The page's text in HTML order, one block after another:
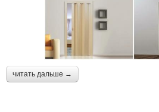
читать дальше →